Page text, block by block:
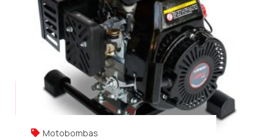
Motobombas